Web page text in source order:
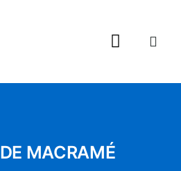
MACRAMÉ